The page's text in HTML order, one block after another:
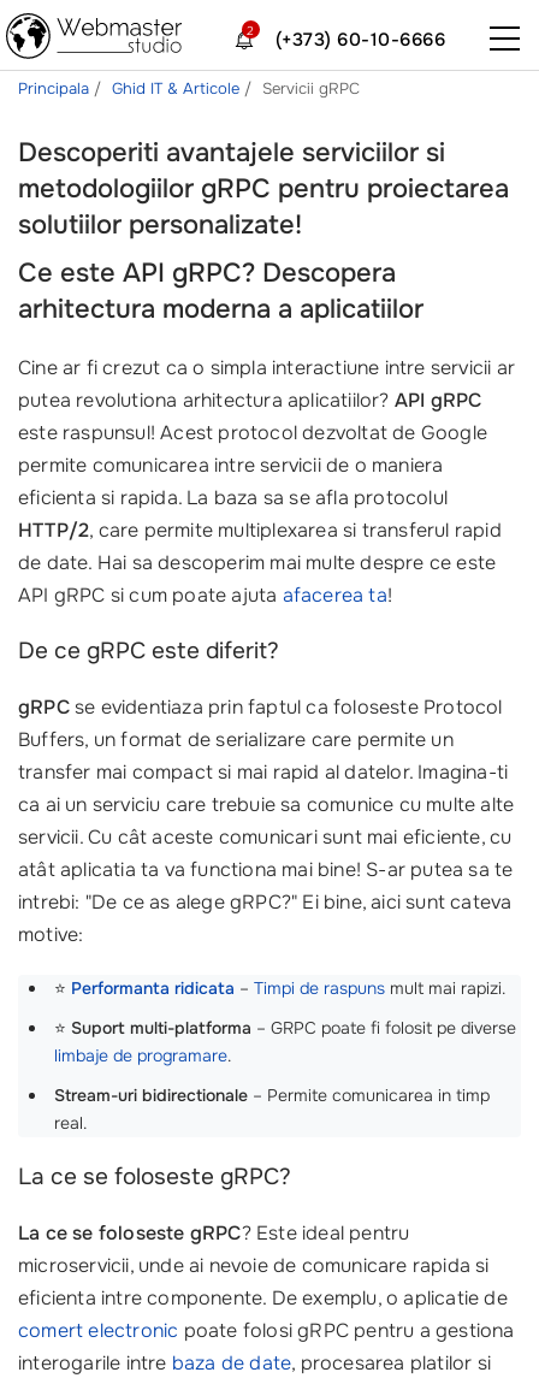
(+373) 60-10-6666
2
Principala Ghid IT & Articole Servicii gRPC
Descoperiti avantajele serviciilor si
metodologiilor gRPC pentru proiectarea
solutiilor personalizate!
Ce este API gRPC? Descopera
arhitectura moderna a aplicatiilor
Cine ar fi crezut ca o simpla interactiune intre servicii ar
putea revolutiona arhitectura aplicatiilor? API gRPC
este raspunsul! Acest protocol dezvoltat de Google
permite comunicarea intre servicii de o maniera
eficienta si rapida. La baza sa se afla protocolul
HTTP/2, care permite multiplexarea si transferul rapid
de date. Hai sa descoperim mai multe despre ce este
API gRPC si cum poate ajuta afacerea ta!
De ce gRPC este diferit?
gRPCse evidentiaza prin faptul ca foloseste Protocol
Buffers, un format de serializare care permite un
transfer mai compact si mai rapid al datelor. Imagina-ti
ca ai un serviciu care trebuie sa comunice cu multe alte
servicii. Cu cât aceste comunicari sunt mai eficiente, cu
atât aplicatia ta va functiona mai bine! S-ar putea sa te
intrebi: "De ce as alege gRPC?" Ei bine, aici sunt cateva
motive:
⭐ Performanta ridicata – Timpi de raspuns mult mai rapizi.
⭐ Suport multi-platforma – GRPC poate fi folosit pe diverse
limbaje de programare.
Stream-uri bidirectionale – Permite comunicarea in timp
real.
La ce se foloseste gRPC?
La ce se foloseste gRPC? Este ideal pentru
microservicii, unde ai nevoie de comunicare rapida si
eficienta intre componente. De exemplu, o aplicatie de
comert electronic poate folosi gRPC pentru a gestiona
interogarile intre baza de date, procesarea platilor si